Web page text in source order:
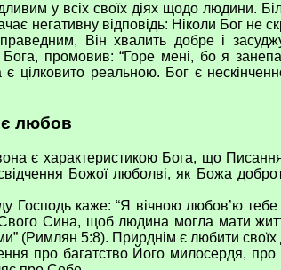
у всіх своїх діях щодо людини.
негативну відповідь: Ніколи Бог не
Він хвалить добре і
промовив: “Горе мені, бо я
реальною. Бог є
любов
є характеристикою Бога, що
Божої люболві, як Божа
каже: “Я вічною любов’ю тебе
Сина, щоб людина могла мати
5:8). Прирднім є любити своїх
про багатство Його милосердя,